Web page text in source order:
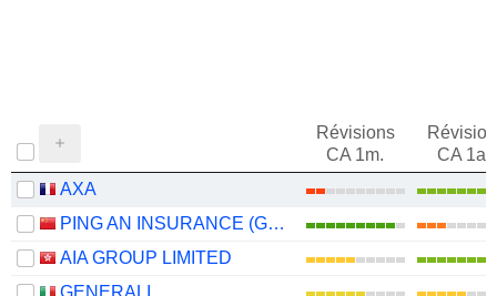
Révisions
CA 1m.
CA 1an
AXA
PING AN INSURANCE (GROUP) COMPANY OF CHINA, LTD.
AIA GROUP LIMITED
GENERALI